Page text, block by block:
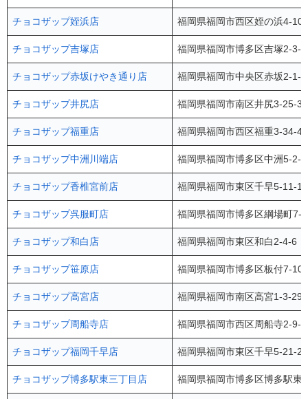
チョコザップ姪浜店 福岡県福岡市西区姪の浜4-
チョコザップ吉塚店 福岡県福岡市博多区吉塚2-
チョコザップ赤坂けやき通り店 福岡県福岡市中央区赤坂2-
チョコザップ井尻店 福岡県福岡市南区井尻3-
チョコザップ福重店 福岡県福岡市西区福重3-
チョコザップ中洲川端店 福岡県福岡市博多区中洲5-
チョコザップ香椎宮前店 福岡県福岡市東区千早5-11-
チョコザップ呉服町店 福岡県福岡市博多区綱場町
チョコザップ和白店 福岡県福岡市東区和白2-4-
チョコザップ笹原店 福岡県福岡市博多区板付7-
チョコザップ高宮店 福岡県福岡市南区高宮1-3-
チョコザップ周船寺店 福岡県福岡市西区周船寺2-
チョコザップ福岡千早店 福岡県福岡市東区千早5-21-
チョコザップ博多駅東三丁目店 福岡県福岡市博多区博多駅